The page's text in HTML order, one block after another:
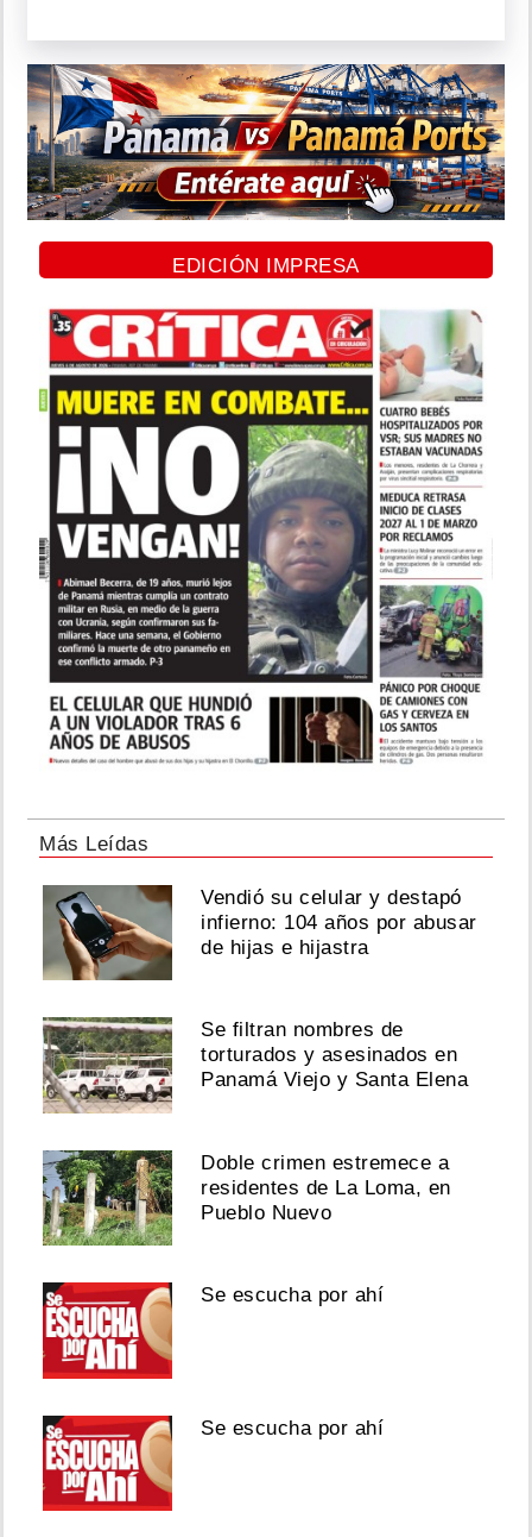
EDICIÓN IMPRESA
Más Leídas
Vendió su celular y destapó
infierno: 104 años por abusar
de hijas e hijastra
Se filtran nombres de
torturados y asesinados en
Panamá Viejo y Santa Elena
Doble crimen estremece a
residentes de La Loma, en
Pueblo Nuevo
Se escucha por ahí
Se escucha por ahí